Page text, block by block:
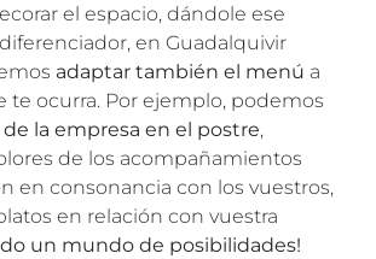
el espacio, dándole ese
en Guadalquivir
adaptar también el menú a
te ocurra. Por ejemplo, podemos
la empresa en el postre,
de los acompañamientos
en consonancia con los vuestros,
en relación con vuestra
un mundo de posibilidades!